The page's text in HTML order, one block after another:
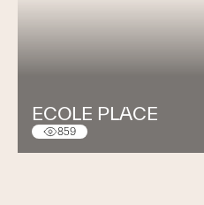
ECOLE PLACE
859